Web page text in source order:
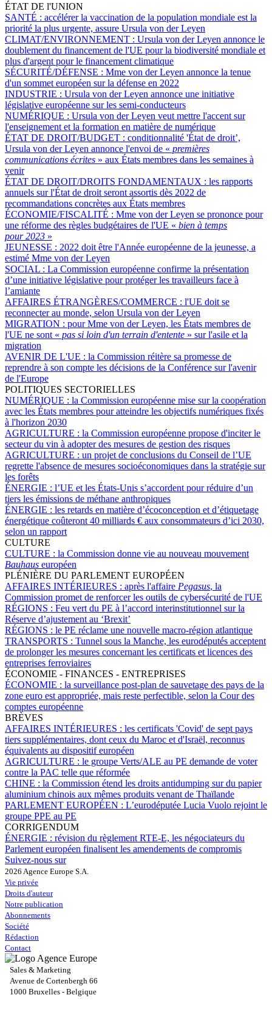
ÉTAT DE l'UNION
SANTÉ : accélérer la vaccination de la population mondiale est la
priorité la plus urgente, assure Ursula von der Leyen
CLIMAT/ENVIRONNEMENT : Ursula von der Leyen annonce le
doublement du financement de l'UE pour la biodiversité mondiale et
plus d'argent pour le financement climatique
SÉCURITÉ/DÉFENSE : Mme von der Leyen annonce la tenue
d'un sommet européen sur la défense en 2022
INDUSTRIE : Ursula von der Leyen annonce une initiative
législative européenne sur les semi-conducteurs
NUMÉRIQUE : Ursula von der Leyen veut mettre l'accent sur
l'enseignement et la formation en matière de numérique
ÉTAT DE DROIT/BUDGET : conditionnalité 'État de droit’,
Ursula von der Leyen annonce l'envoi de « premières
communications écrites » aux États membres dans les semaines à
venir
ÉTAT DE DROIT/DROITS FONDAMENTAUX : les rapports
annuels sur l'État de droit seront assortis dès 2022 de
recommandations concrètes aux États membres
ÉCONOMIE/FISCALITÉ : Mme von der Leyen se prononce pour
une réforme des règles budgétaires de l'UE « bien à temps
pour 2023 »
JEUNESSE : 2022 doit être l'Année européenne de la jeunesse, a
estimé Mme von der Leyen
SOCIAL : La Commission européenne confirme la présentation
d’une initiative législative pour protéger les travailleurs face à
l’amiante
AFFAIRES ÉTRANGÈRES/COMMERCE : l'UE doit se
reconnecter au monde, selon Ursula von der Leyen
MIGRATION : pour Mme von der Leyen, les États membres de
l'UE ne sont « pas si loin d'un terrain d'entente » sur l'asile et la
migration
AVENIR DE L'UE : la Commission réitère sa promesse de
reprendre à son compte les décisions de la Conférence sur l'avenir
de l'Europe
POLITIQUES SECTORIELLES
NUMÉRIQUE : la Commission européenne mise sur la coopération
avec les États membres pour atteindre les objectifs numériques fixés
à l'horizon 2030
AGRICULTURE : la Commission européenne propose d'inciter le
secteur du vin à adopter des mesures de gestion des risques
AGRICULTURE : un projet de conclusions du Conseil de l’UE
regrette l'absence de mesures socioéconomiques dans la stratégie sur
les forêts
ÉNERGIE : l’UE et les États-Unis s’accordent pour réduire d’un
tiers les émissions de méthane anthropiques
ÉNERGIE : les retards en matière d’écoconception et d’étiquetage
énergétique coûteront 40 milliards € aux consommateurs d’ici 2030,
selon un rapport
CULTURE
CULTURE : la Commission donne vie au nouveau mouvement
Bauhaus européen
PLÉNIÈRE DU PARLEMENT EUROPÉEN
AFFAIRES INTÉRIEURES : après l'affaire Pegasus, la
Commission promet de renforcer les outils de cybersécurité de l'UE
RÉGIONS : Feu vert du PE à l’accord interinstitutionnel sur la
Réserve d’ajustement au ‘Brexit’
RÉGIONS : le PE réclame une nouvelle macro-région atlantique
TRANSPORTS : Tunnel sous la Manche, les eurodéputés acceptent
de prolonger les mesures concernant les certificats et licences des
entreprises ferroviaires
ÉCONOMIE - FINANCES - ENTREPRISES
ÉCONOMIE : la surveillance post-plan de sauvetage des pays de la
zone euro est appropriée, mais reste perfectible, selon la Cour des
comptes européenne
BRÈVES
AFFAIRES INTÉRIEURES : les certificats 'Covid' de sept pays
tiers supplémentaires, dont ceux du Maroc et d'Israël, reconnus
équivalents au dispositif européen
AGRICULTURE : le groupe Verts/ALE au PE demande de voter
contre la PAC telle que réformée
CHINE : la Commission étend les droits antidumping sur du papier
aluminium chinois aux mêmes produits venant de Thaïlande
PARLEMENT EUROPÉEN : L’eurodéputée Lucia Vuolo rejoint le
groupe PPE au PE
CORRIGENDUM
ÉNERGIE : révision du règlement RTE-E, les négociateurs du
Parlement européen finalisent les amendements de compromis
Suivez-nous sur
2026 Agence Europe S.A.
Vie privée
Droits d'auteur
Notre publication
Abonnements
Société
Rédaction
Contact
Sales & Marketing
Avenue de Cortenbergh 66
1000 Bruxelles - Belgique